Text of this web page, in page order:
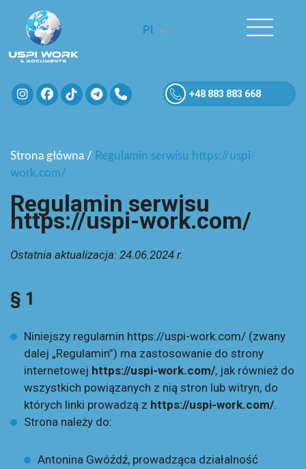
+48 883 883 668
Pl
Strona główna / Regulamin serwisu https://uspi-
work.com/
Regulamin serwisu
https://uspi-work.com/
Ostatnia aktualizacja: 24.06.2024 r.
§ 1
Niniejszy regulamin https://uspi-work.com/ (zwany
dalej „Regulamin”) ma zastosowanie do strony
internetowej https://uspi-work.com/, jak również do
wszystkich powiązanych z nią stron lub witryn, do
których linki prowadzą z https://uspi-work.com/.
Strona należy do:
Antonina Gwóźdź, prowadząca działalność